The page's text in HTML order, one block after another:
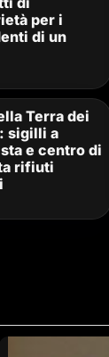
per i
di un
Terra dei
sigilli a
e centro di
rifiuti